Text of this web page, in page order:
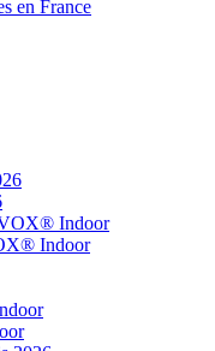
en France
Indoor